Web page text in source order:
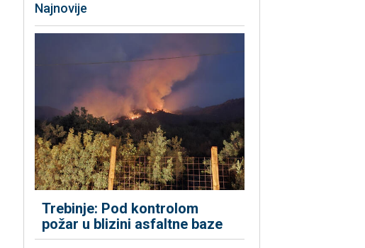
Najnovije
Trebinje: Pod kontrolom
požar u blizini asfaltne baze